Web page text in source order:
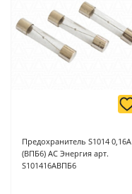
Предохранитель S1014 0,16А
(ВПБ6) АС Энергия арт.
S101416АВПБ6